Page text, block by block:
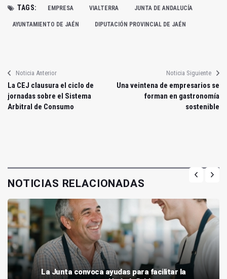
TAGS: EMPRESA VIALTERRA JUNTA DE ANDALUCÍA
AYUNTAMIENTO DE JAÉN DIPUTACIÓN PROVINCIAL DE JAÉN
Noticia Anterior
La CEJ clausura el ciclo de
jornadas sobre el Sistema
Arbitral de Consumo
Noticia Siguiente
Una veintena de empresarios se
forman en gastronomía
sostenible
NOTICIAS RELACIONADAS
La Junta convoca ayudas para facilitar la